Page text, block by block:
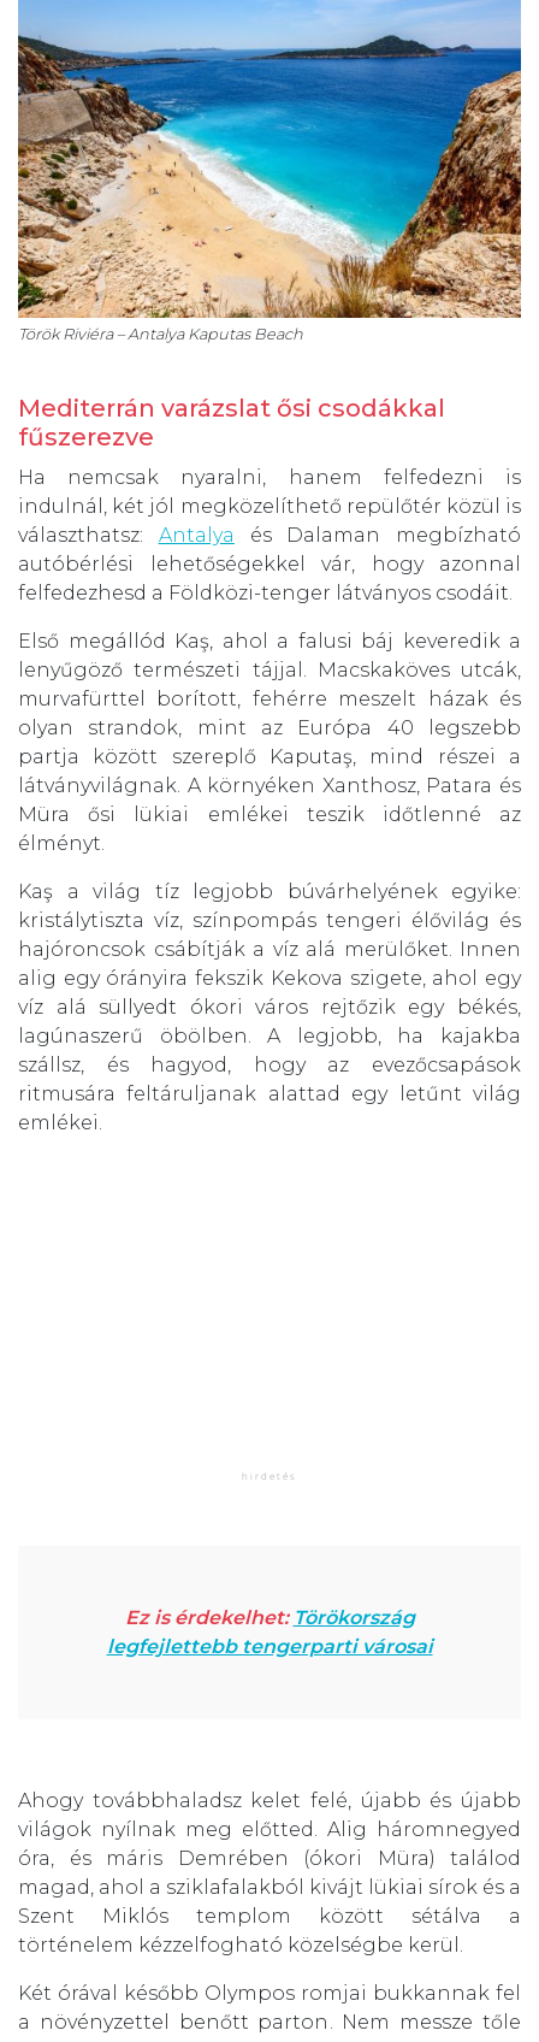
Török Riviéra – Antalya Kaputas Beach
Mediterrán varázslat ősi csodákkal
fűszerezve
Ha nemcsak nyaralni, hanem felfedezni is
indulnál, két jól megközelíthető repülőtér közül is
választhatsz: Antalya és Dalaman megbízható
autóbérlési lehetőségekkel vár, hogy azonnal
felfedezhesd a Földközi-tenger látványos csodáit.
Első megállód Kaş, ahol a falusi báj keveredik a
lenyűgöző természeti tájjal. Macskaköves utcák,
murvafürttel borított, fehérre meszelt házak és
olyan strandok, mint az Európa 40 legszebb
partja között szereplő Kaputaş, mind részei a
látványvilágnak. A környéken Xanthosz, Patara és
Müra ősi lükiai emlékei teszik időtlenné az
élményt.
Kaş a világ tíz legjobb búvárhelyének egyike:
kristálytiszta víz, színpompás tengeri élővilág és
hajóroncsok csábítják a víz alá merülőket. Innen
alig egy órányira fekszik Kekova szigete, ahol egy
víz alá süllyedt ókori város rejtőzik egy békés,
lagúnaszerű öbölben. A legjobb, ha kajakba
szállsz, és hagyod, hogy az evezőcsapások
ritmusára feltáruljanak alattad egy letűnt világ
emlékei.
Ez is érdekelhet: Törökország
legfejlettebb tengerparti városai
Ahogy továbbhaladsz kelet felé, újabb és újabb
világok nyílnak meg előtted. Alig háromnegyed
óra, és máris Demrében (ókori Müra) találod
magad, ahol a sziklafalakból kivájt lükiai sírok és a
Szent Miklós templom között sétálva a
történelem kézzelfogható közelségbe kerül.
Két órával később Olympos romjai bukkannak fel
a növényzettel benőtt parton. Nem messze tőle